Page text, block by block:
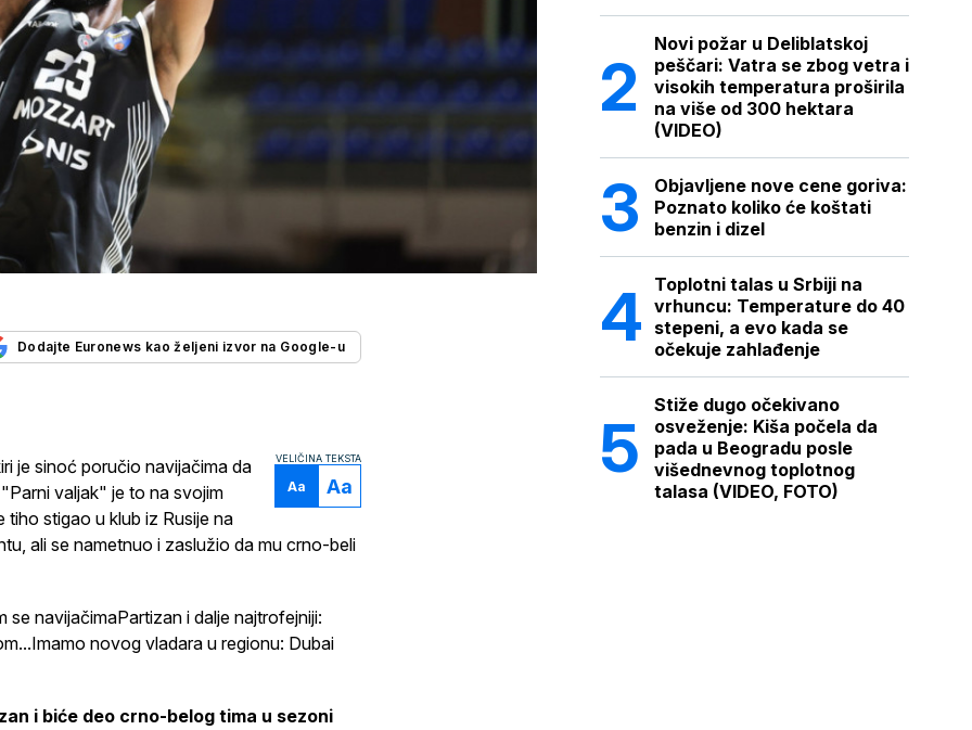
Dodajte Euronews kao željeni izvor na Google-u
VELIČINA TEKSTA
Aa Aa
je sinoć poručio navijačima da
valjak" je to na svojim
stigao u klub iz Rusije na
ali se nametnuo i zaslužio da mu crno-beli
navijačimaPartizan i dalje najtrofejniji:
novog vladara u regionu: Dubai
i biće deo crno-belog tima u sezoni
Novi požar u Deliblatskoj
peščari: Vatra se zbog vetra i
visokih temperatura proširila
na više od 300 hektara
(VIDEO)
Objavljene nove cene goriva:
Poznato koliko će koštati
benzin i dizel
Toplotni talas u Srbiji na
vrhuncu: Temperature do 40
stepeni, a evo kada se
očekuje zahlađenje
Stiže dugo očekivano
osveženje: Kiša počela da
pada u Beogradu posle
višednevnog toplotnog
talasa (VIDEO, FOTO)